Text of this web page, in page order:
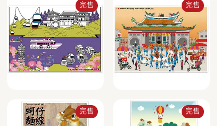
完售 完售
完售 完售